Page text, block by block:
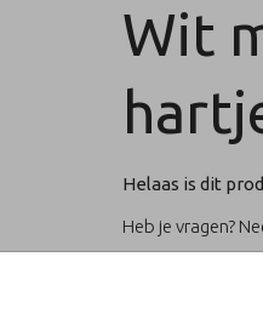
Wit
Helaas is dit
Heb je vragen?